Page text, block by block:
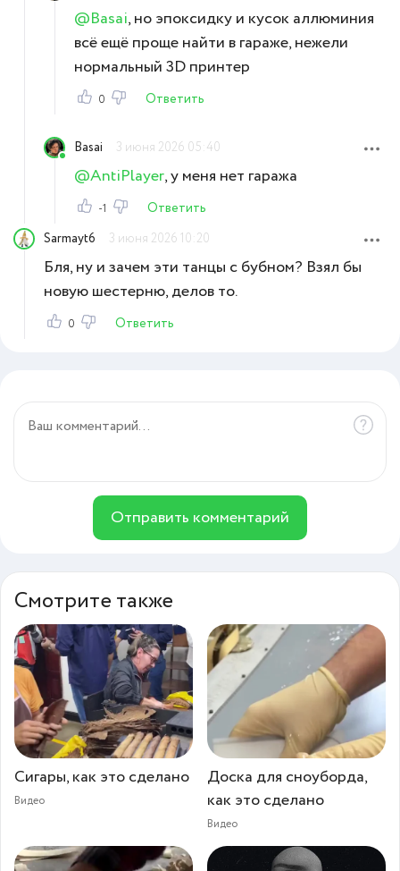
@Basai, но эпоксидку и кусок аллюминия
всё ещё проще найти в гараже, нежели
нормальный 3D принтер
0 Ответить
Basai 3 июня 2026 05:40
@AntiPlayer, у меня нет гаража
-1
Ответить
Sarmayt6
3 июня 2026 10:20
Бля, ну и зачем эти танцы с бубном? Взял бы
новую шестерню, делов то.
0 Ответить
Отправить комментарий
Смотрите также
Сигары, как это сделано
Видео
Доска для сноуборда,
как это сделано
Видео